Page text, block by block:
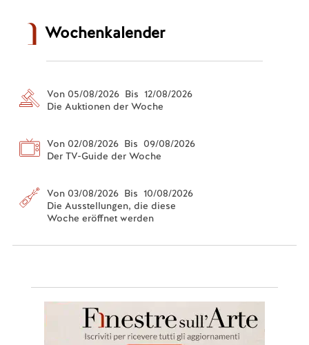
Wochenkalender
Von 05/08/2026 Bis 12/08/2026
Die Auktionen der Woche
Von 02/08/2026 Bis 09/08/2026
Der TV-Guide der Woche
Von 03/08/2026 Bis 10/08/2026
Die Ausstellungen, die diese
Woche eröffnet werden